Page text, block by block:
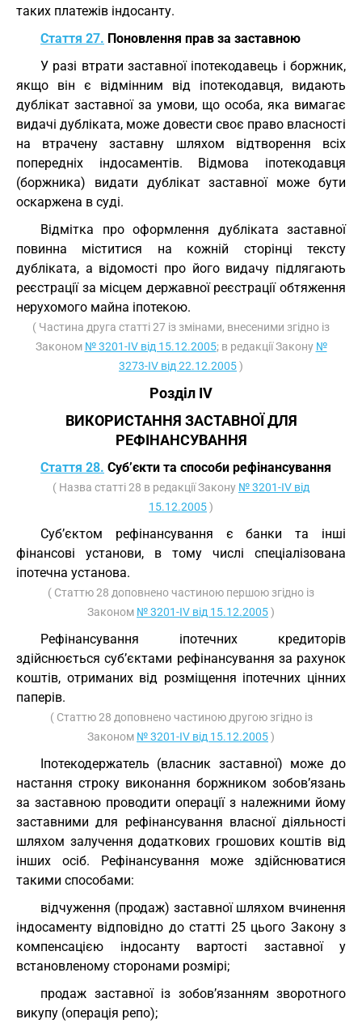
таких платежів індосанту.
Стаття 27. Поновлення прав за заставною
У разі втрати заставної іпотекодавець і боржник,
якщо він є відмінним від іпотекодавця, видають
дублікат заставної за умови, що особа, яка вимагає
видачі дубліката, може довести своє право власності
на втрачену заставну шляхом відтворення всіх
попередніх індосаментів. Відмова іпотекодавця
(боржника) видати дублікат заставної може бути
оскаржена в суді.
Відмітка про оформлення дубліката заставної
повинна міститися на кожній сторінці тексту
дубліката, а відомості про його видачу підлягають
реєстрації за місцем державної реєстрації обтяження
нерухомого майна іпотекою.
( Частина друга статті 27 із змінами, внесеними згідно із
Законом № 3201-IV від 15.12.2005; в редакції Закону №
3273-IV від 22.12.2005)
Розділ IV
ВИКОРИСТАННЯ ЗАСТАВНОЇ ДЛЯ
РЕФІНАНСУВАННЯ
Стаття 28. Суб’єкти та способи рефінансування
( Назва статті 28 в редакції Закону № 3201-IV від
15.12.2005)
Суб’єктом рефінансування є банки та інші
фінансові установи, в тому числі спеціалізована
іпотечна установа.
( Статтю 28 доповнено частиною першою згідно із
Законом № 3201-IV від 15.12.2005)
Рефінансування іпотечних кредиторів
здійснюється суб’єктами рефінансування за рахунок
коштів, отриманих від розміщення іпотечних цінних
паперів.
( Статтю 28 доповнено частиною другою згідно із
Законом № 3201-IV від 15.12.2005)
Іпотекодержатель (власник заставної) може до
настання строку виконання боржником зобов’язань
за заставною проводити операції з належними йому
заставними для рефінансування власної діяльності
шляхом залучення додаткових грошових коштів від
інших осіб. Рефінансування може здійснюватися
такими способами:
відчуження (продаж) заставної шляхом вчинення
індосаменту відповідно до статті 25 цього Закону з
компенсацією індосанту вартості заставної у
встановленому сторонами розмірі;
продаж заставної із зобов’язанням зворотного
викупу (операція репо);